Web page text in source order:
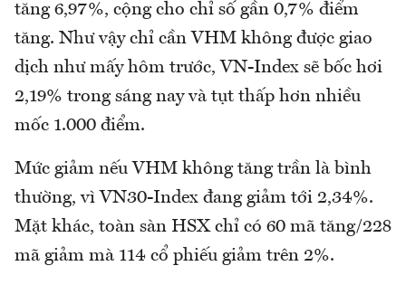
tăng 6,97%, cộng cho chỉ số gần 0,7% điểm
tăng. Như vậy chỉ cần VHM không được giao
dịch như mấy hôm trước, VN-Index sẽ bốc hơi
2,19% trong sáng nay và tụt thấp hơn nhiều
mốc 1.000 điểm.
Mức giảm nếu VHM không tăng trần là bình
thường, vì VN30-Index đang giảm tới 2,34%.
Mặt khác, toàn sàn HSX chỉ có 60 mã tăng/228
mã giảm mà 114 cổ phiếu giảm trên 2%.